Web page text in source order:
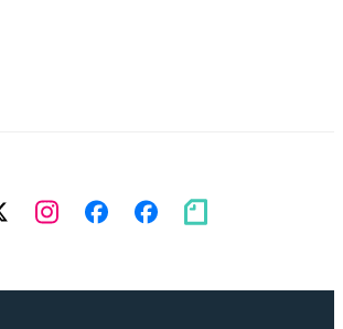
twitter
Instagram
facebook（個
人）
facebook（
務
note